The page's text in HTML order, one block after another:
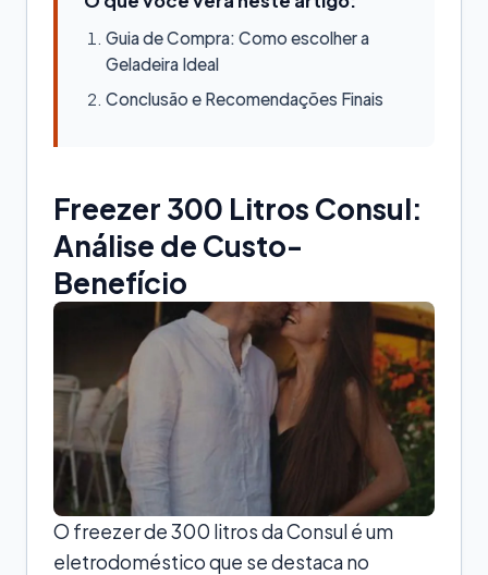
Guia de Compra: Como escolher a
Geladeira Ideal
Conclusão e Recomendações Finais
Freezer 300 Litros Consul:
Análise de Custo-
Benefício
O freezer de 300 litros da Consul é um
eletrodoméstico que se destaca no